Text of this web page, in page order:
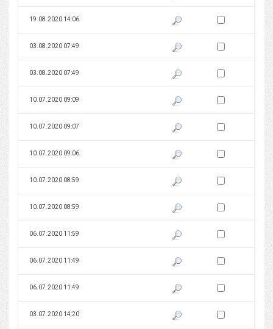
19.08.2020 14:06 Pokaż podgląd wersji z dnia
Zaznacz wersję do
03.08.2020 07:49 Pokaż podgląd wersji z dnia
Zaznacz wersję do
03.08.2020 07:49 Pokaż podgląd wersji z dnia
Zaznacz wersję do
10.07.2020 09:09 Pokaż podgląd wersji z dnia
Zaznacz wersję do
10.07.2020 09:07 Pokaż podgląd wersji z dnia
Zaznacz wersję do
10.07.2020 09:06 Pokaż podgląd wersji z dnia
Zaznacz wersję do
10.07.2020 08:59 Pokaż podgląd wersji z dnia
Zaznacz wersję do
10.07.2020 08:59 Pokaż podgląd wersji z dnia
Zaznacz wersję do
06.07.2020 11:59 Pokaż podgląd wersji z dnia
Zaznacz wersję do
06.07.2020 11:49 Pokaż podgląd wersji z dnia
Zaznacz wersję do
06.07.2020 11:49 Pokaż podgląd wersji z dnia
Zaznacz wersję do
03.07.2020 14:20 Pokaż podgląd wersji z dnia
Zaznacz wersję do